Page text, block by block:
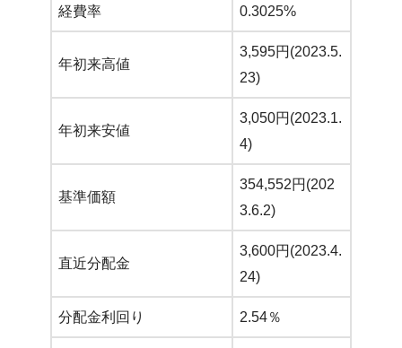
経費率 0.3025%
年初来高値
3,595円(2023.5.
23)
年初来安値
3,050円(2023.1.
4)
基準価額
354,552円(202
3.6.2)
直近分配金
3,600円(2023.4.
24)
分配金利回り 2.54％